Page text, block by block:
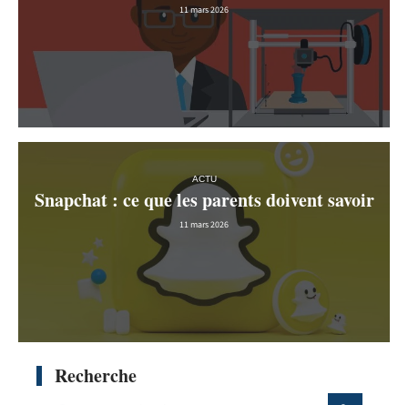
11 mars 2026
ACTU
Snapchat : ce que les parents doivent savoir
11 mars 2026
Recherche